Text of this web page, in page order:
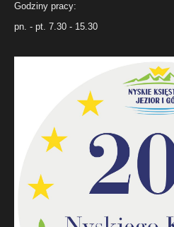
Godziny pracy:
pn. - pt. 7.30 - 15.30